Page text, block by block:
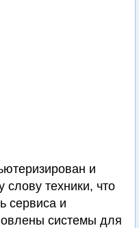
и
техники, что
сервиса и
системы для